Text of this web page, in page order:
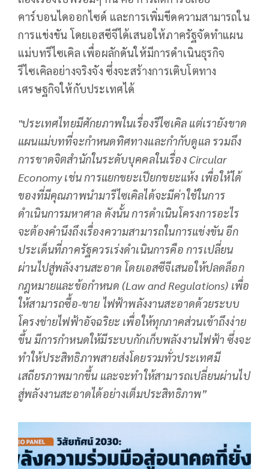
คาร์บอนไดออกไซด์ และการเพิ่มขีดความสามารถใน
การแข่งขัน โดยเอสซีจีได้เสนอให้ภาครัฐจัดทำแผน
แม่บทรีไซเคิล เพื่อผลักดันให้มีการดำเนินธุรกิจ
รีไซเคิลอย่างจริงจัง ซึ่งจะสร้างการเติบโตทาง
เศรษฐกิจให้กับประเทศได้
"ประเทศไทยมีศักยภาพในเรื่องรีไซเคิล แต่เรายังขาด
แผนแม่บทที่จะกำหนดทิศทางและกำกับดูแล รวมถึง
การขาดจิตสำนักในระดับบุคคลในเรื่องCircular
Economy เช่น การแยกขยะเปียกขยะแห้ง เพื่อให้ได้
ของที่มีคุณภาพนำมารีไซเคิลได้จะมีค่าใช้ในการ
ดำเนินการมหาศาล ดังนั้น การดำเนินโครงการอะไร
จะต้องคำนึงถึงเรื่องความสามารถในการแข่งขัน อีก
ประเด็นที่ภาครัฐควรเร่งดำเนินการคือ การเปลี่ยน
ผ่านไปสู่พลังงานสะอาด โดยเอสซีจีเสนอให้ปลดล็อก
กฎหมายและข้อกำหนด (Law and Regulations) เพื่อ
ให้สามารถซื้อ-ขาย ไฟฟ้าพลังงานสะอาดด้วยระบบ
โครงข่ายไฟฟ้าอัจฉริยะ เพื่อให้ทุกภาคส่วนเข้าถึงง่าย
ขึ้น มีการกำหนดให้มีระบบกักเก็บพลังงานไฟฟ้า ซึ่งจะ
ทำให้ประสิทธิภาพสายส่งโดยรวมทั่วประเทศมี
เสถียรภาพมากขึ้น และจะทำให้สามารถเปลี่ยนผ่านไป
สู่พลังงานสะอาดได้อย่างเต็มประสิทธิภาพ”